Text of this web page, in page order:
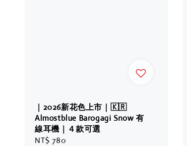
｜2026新花色上市｜🇰🇷
Almostblue Barogagi Snow 有
線耳機｜４款可選
Regular
NT$ 780